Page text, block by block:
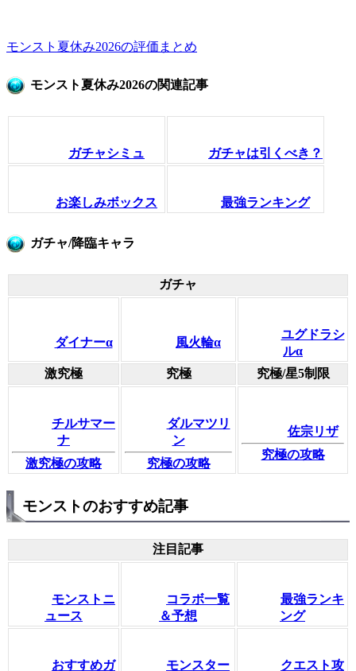
モンスト夏休み2026の評価まとめ
モンスト夏休み2026の関連記事
ガチャシミュ ガチャは引くべき？
お楽しみボックス 最強ランキング
ガチャ/降臨キャラ
ガチャ
ダイナーα 風火輪α
ユグドラシ
ルα
激究極
究極 究極/星5制限
チルサマー
ナ
激究極の攻略
ダルマツリ
ン
究極の攻略
佐宗リザ
究極の攻略
モンストのおすすめ記事
注目記事
モンストニ
ュース
コラボ一覧
＆予想
最強ランキ
ング
おすすめガ
モンスター
クエスト攻